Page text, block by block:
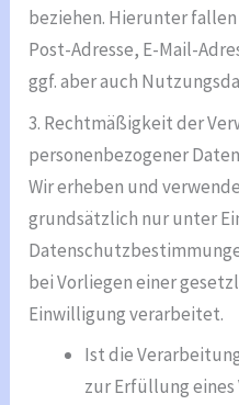
beziehen. Hierunter fallen
Post-Adresse, E-Mail-
ggf. aber auch
3. Rechtmäßigkeit der
personenbezogener Daten
Wir erheben und
grundsätzlich nur unter
bei Vorliegen einer
Einwilligung verarbeitet.
Ist die
zur Erfüllung